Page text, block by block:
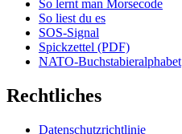
So lernt man Morsecode
So liest du es
SOS-Signal
Spickzettel (PDF)
NATO-Buchstabieralphabet
Rechtliches
Datenschutzrichtlinie